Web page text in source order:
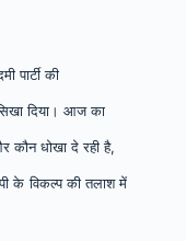
पार्टी की
दिया। आज का
कौन धोखा दे रही है,
के विकल्प की तलाश में